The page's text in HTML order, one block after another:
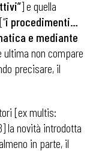
] e quella
i procedimenti…
e mediante
ultima non compare
precisare, il
[ex multis:
la novità introdotta
in parte, il